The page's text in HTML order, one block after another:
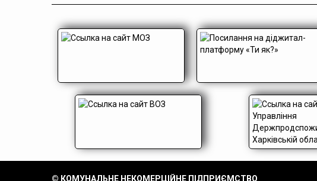
© КОМУНАЛЬНЕ НЕКОМЕРЦІЙНЕ ПІДПРИЄМСТВО